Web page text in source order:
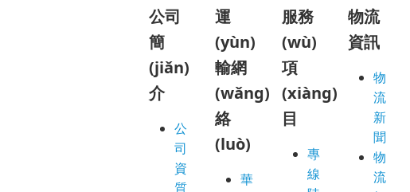
公司
簡
(jiǎn)
介
公
司
資
質
運
(yùn)
輸網
(wǎng)
絡
(luò)
華
服務
(wù)
項
(xiàng)
目
專
線
物流
資訊
物
流
新
聞
物
流